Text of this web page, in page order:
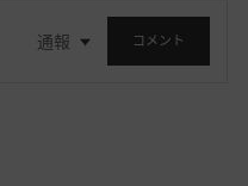
通報 コメント